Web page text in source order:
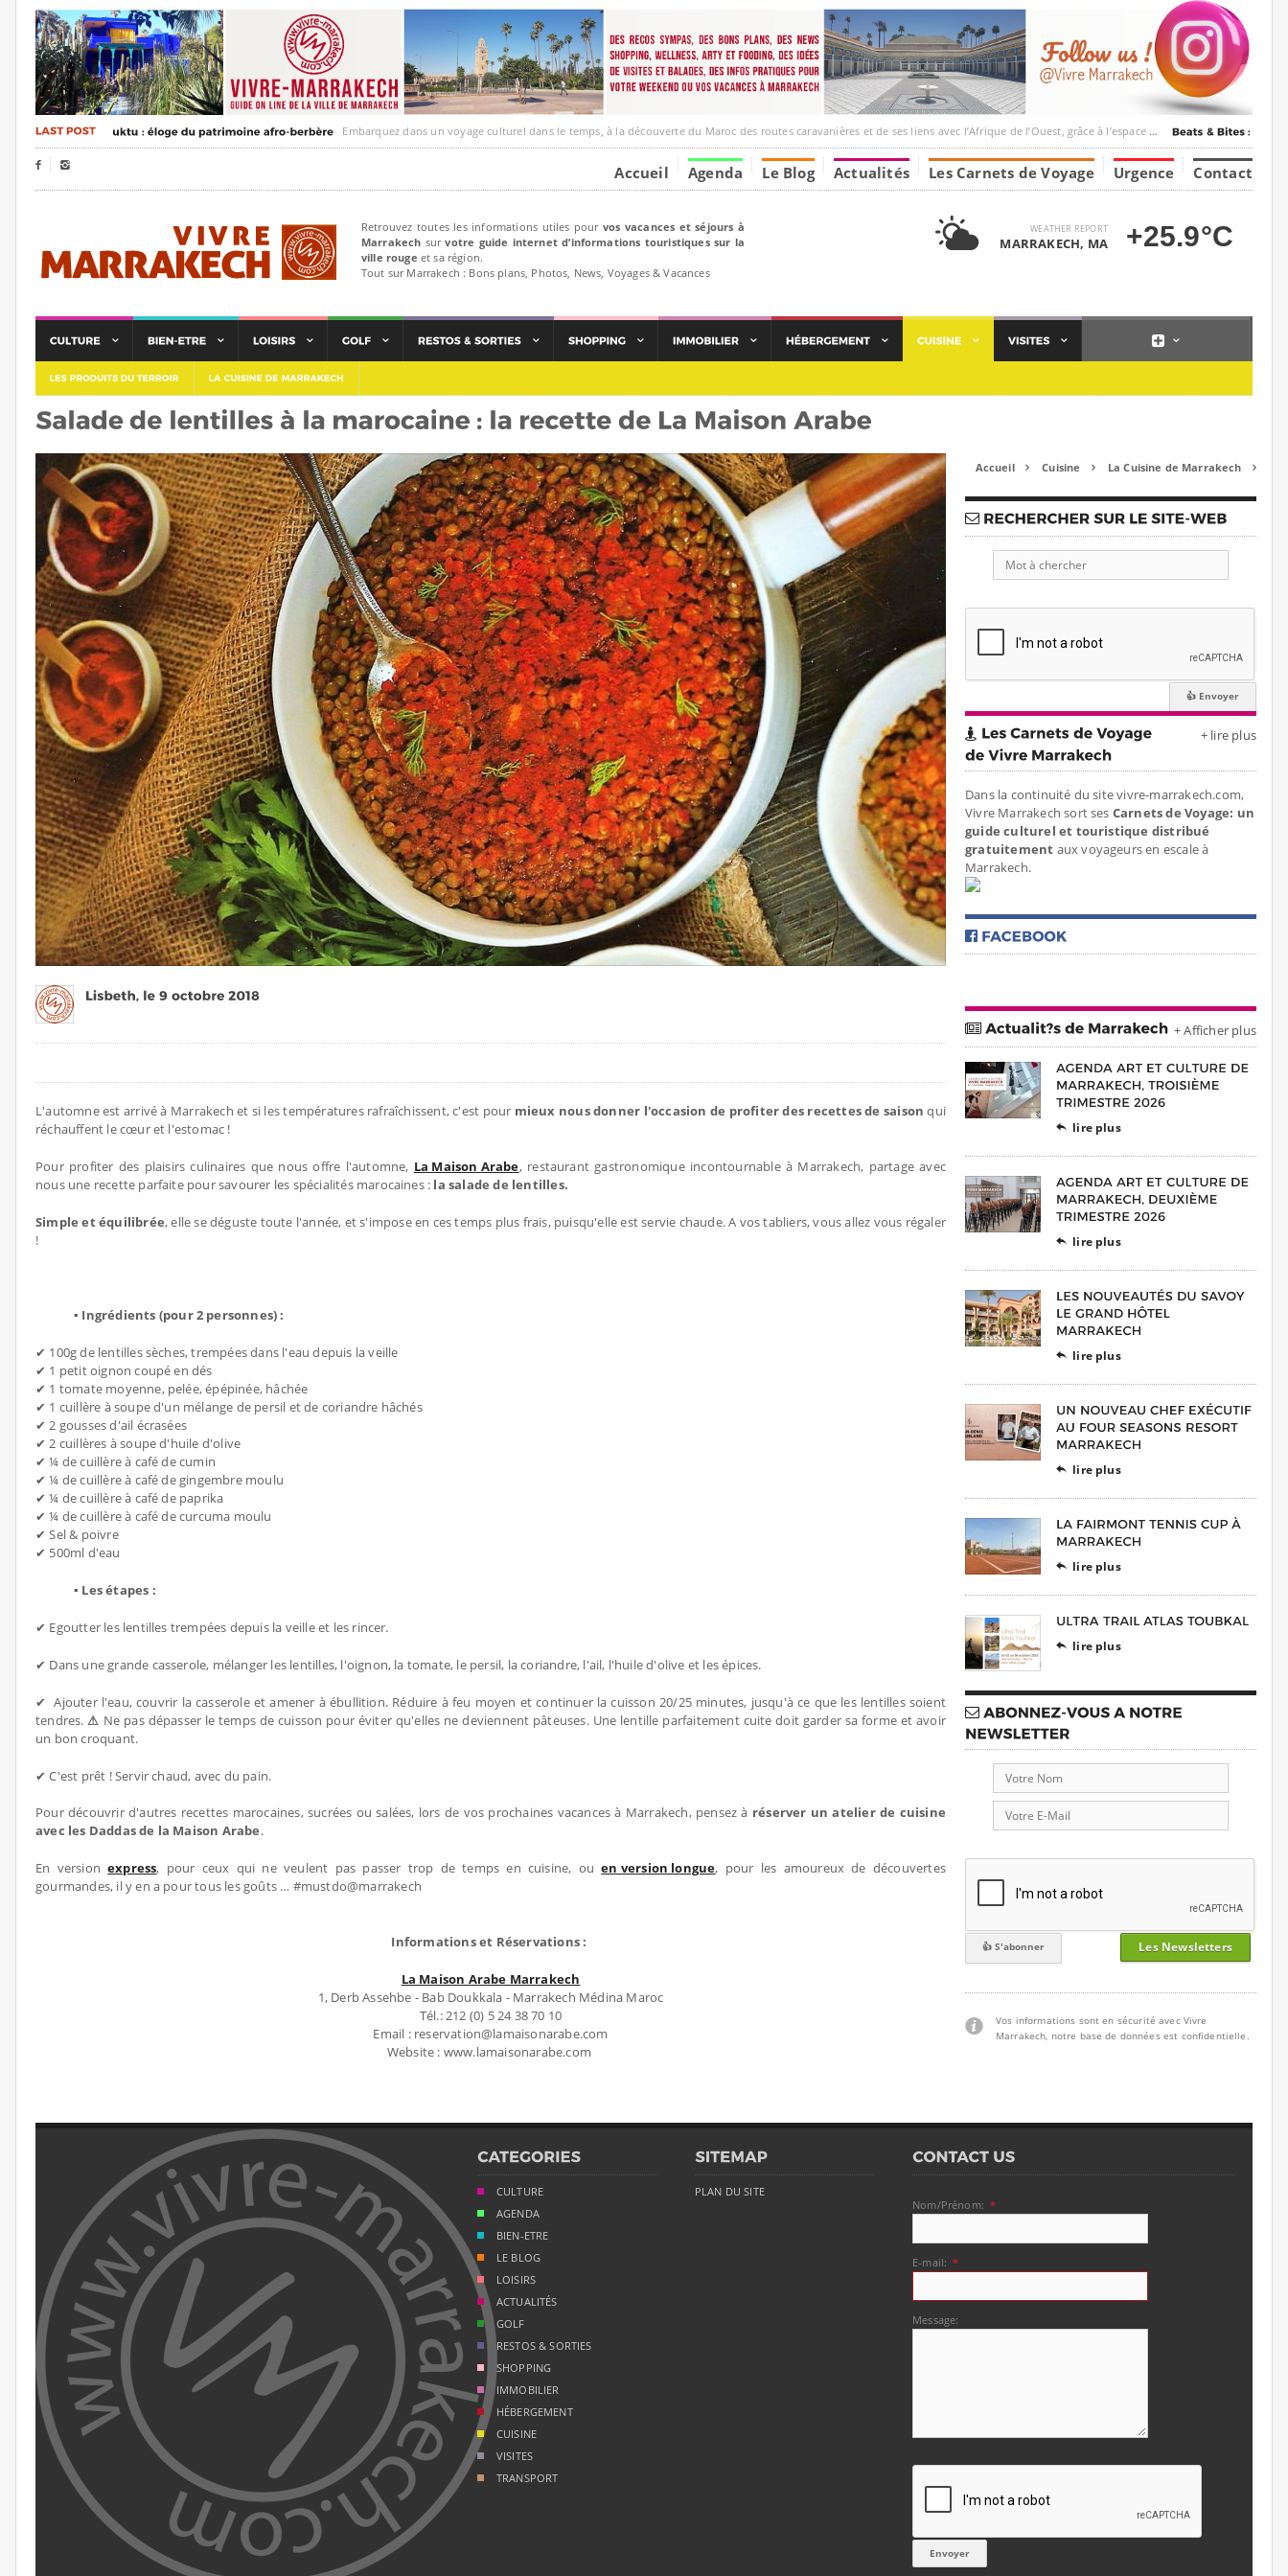
Embarquez dans un voyage culturel dans le temps, à la découverte du Maroc des routes caravanières et de ses liens avec l’Afrique de l’Ouest, grâce à l’espace Marrakesh-Tumbuktu.
  Accueil Agenda Le Blog Actualités Les Carnets de Voyage Urgence Contact
Retrouvez toutes les informations utiles pour vos vacances et séjours à
Marrakech survotre guide internet d’informations touristiques sur la
ville rouge et sa région.
Tout sur Marrakech : Bons plans, Photos, News, Voyages & Vacances
WEATHER REPORT
MARRAKECH, MA +25.9°C
L'automne est arrivé à Marrakech et si les températures rafraîchissent, c'est pour mieux nous donner l'occasion de profiter des recettes de saisonqui
réchauffent le cœur et l'estomac !
Pour profiter des plaisirs culinaires que nous offre l'automne, La Maison Arabe, restaurant gastronomique incontournable à Marrakech, partage avec
nous une recette parfaite pour savourer les spécialités marocaines : la salade de lentilles.
Simple et équilibrée, elle se déguste toute l'année, et s'impose en ces temps plus frais, puisqu'elle est servie chaude. A vos tabliers, vous allez vous régaler
!
▪ Ingrédients (pour 2 personnes) :
✔ 100g de lentilles sèches, trempées dans l'eau depuis la veille
✔ 1 petit oignon coupé en dés
✔ 1 tomate moyenne, pelée, épépinée, hâchée
✔ 1 cuillère à soupe d'un mélange de persil et de coriandre hâchés
✔ 2 gousses d'ail écrasées
✔ 2 cuillères à soupe d'huile d'olive
✔ ¼ de cuillère à café de cumin
✔ ¼ de cuillère à café de gingembre moulu
✔ ¼ de cuillère à café de paprika
✔ ¼ de cuillère à café de curcuma moulu
✔ Sel & poivre
✔ 500ml d'eau
▪ Les étapes :
✔ Egoutter les lentilles trempées depuis la veille et les rincer.
✔ Dans une grande casserole, mélanger les lentilles, l'oignon, la tomate, le persil, la coriandre, l'ail, l'huile d'olive et les épices.
✔ Ajouter l'eau, couvrir la casserole et amener à ébullition. Réduire à feu moyen et continuer la cuisson 20/25 minutes, jusqu'à ce que les lentilles soient
tendres. ⚠ Ne pas dépasser le temps de cuisson pour éviter qu'elles ne deviennent pâteuses. Une lentille parfaitement cuite doit garder sa forme et avoir
un bon croquant.
✔ C'est prêt ! Servir chaud, avec du pain.
Pour découvrir d'autres recettes marocaines, sucrées ou salées, lors de vos prochaines vacances à Marrakech, pensez à réserver un atelier de cuisine
avec les Daddas de la Maison Arabe.
En versionexpress, pour ceux qui ne veulent pas passer trop de temps en cuisine, ouen version longue, pour les amoureux de découvertes
gourmandes, il y en a pour tous les goûts … #mustdo@marrakech
Informations et Réservations :
La Maison Arabe Marrakech
1, Derb Assehbe - Bab Doukkala - Marrakech Médina Maroc
Tél.: 212 (0) 5 24 38 70 10
Email : reservation@lamaisonarabe.com
Website : www.lamaisonarabe.com
Accueil  Cuisine  La Cuisine de Marrakech 
+ lire plus
Dans la continuité du site vivre-marrakech.com,
Vivre Marrakech sort ses Carnets de Voyage: un
guide culturel et touristique distribué
gratuitement aux voyageurs en escale à
Marrakech.
+ Afficher plus
 lire plus
 lire plus
 lire plus
 lire plus
 lire plus
 lire plus
Les Newsletters
Vos informations sont en sécurité avec Vivre
Marrakech, notre base de données est confidentielle.
CULTURE
AGENDA
BIEN-ETRE
LE BLOG
LOISIRS
ACTUALITÉS
GOLF
RESTOS & SORTIES
SHOPPING
IMMOBILIER
HÉBERGEMENT
CUISINE
VISITES
TRANSPORT
PLAN DU SITE
Nom/Prénom: *
E-mail: *
Message: